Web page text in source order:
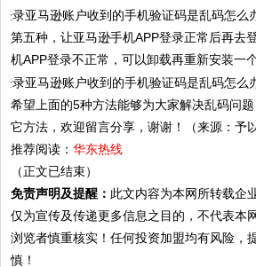
第五种，让亚马逊手机APP登录正常后再去
机APP登录不正常，可以卸载再重新安装一个
希望上面的5种方法能够为大家解决乱码问
它方法，欢迎留言分享，谢谢！（来源：予
推荐阅读：华东热线
（正文已结束）
免责声明及提醒： 此文内容为本网所转载企
仅为宣传及传递更多信息之目的，不代表本
浏览者慎重核实！任何投资加盟均有风险，
慎！